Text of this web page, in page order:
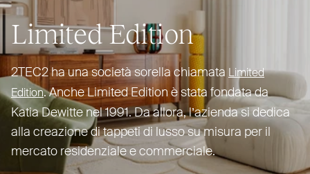
Limited Edition
2TEC2ha una società sorella chiamata Limited
Edition. Anche Limited Edition è stata fondata da
Katia Dewitte nel 1991. Da allora, l’azienda si dedica
alla creazione di tappeti di lusso su misura per il
mercato resi­denziale e commerciale.